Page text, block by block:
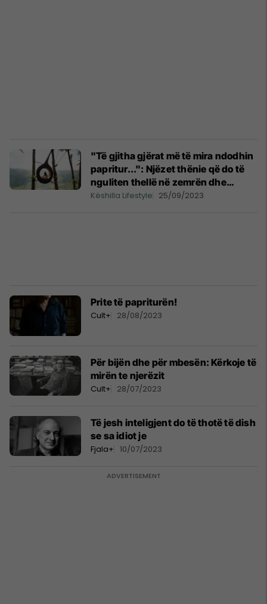
"Të gjitha gjërat më të mira ndodhin
papritur...": Njëzet thënie që do të
nguliten thellë në zemrën dhe
mendjen tuaj - mesazhe për jetën
Këshilla Lifestyle 25/09/2023
Prite të papriturën!
Cult+ 28/08/2023
Për bijën dhe për mbesën: Kërkoje të
mirën te njerëzit
Cult+ 28/07/2023
Të jesh inteligjent do të thotë të dish
se sa idiot je
Fjala+ 10/07/2023